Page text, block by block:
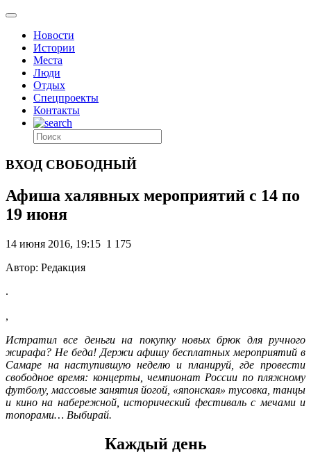
Новости
Истории
Места
Люди
Отдых
Спецпроекты
Контакты
ВХОД СВОБОДНЫЙ
Афиша халявных мероприятий с 14 по
19 июня
14 июня 2016, 19:15 1 175
Автор: Редакция
.
,
Истратил все деньги на покупку новых брюк для ручного
жирафа? Не беда! Держи афишу бесплатных мероприятий в
Самаре на наступившую неделю и планируй, где провести
свободное время: концерты, чемпионат России по пляжному
футболу, массовые занятия йогой, «японская» тусовка, танцы
и кино на набережной, исторический фестиваль с мечами и
топорами… Выбирай.
Каждый день